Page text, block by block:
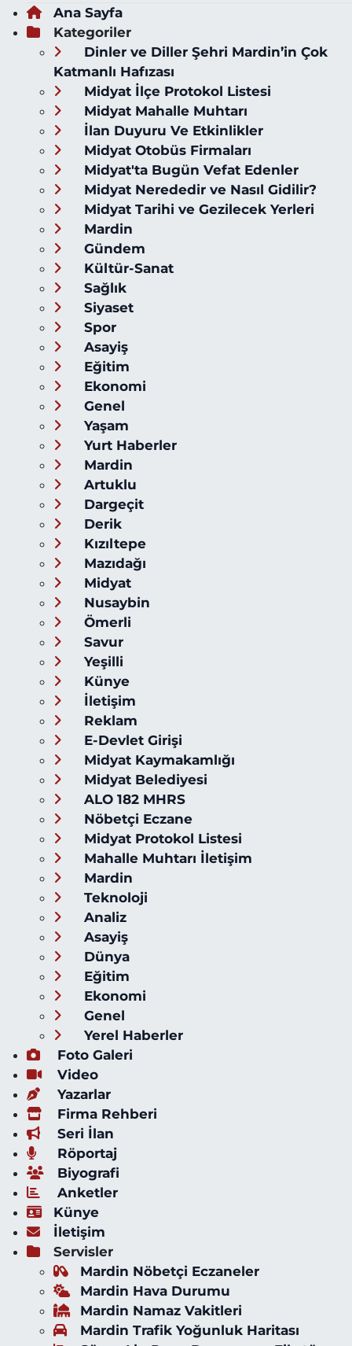
Ana Sayfa
Kategoriler
Dinler ve Diller Şehri Mardin’in Çok
Katmanlı Hafızası
Midyat İlçe Protokol Listesi
Midyat Mahalle Muhtarı
İlan Duyuru Ve Etkinlikler
Midyat Otobüs Firmaları
Midyat'ta Bugün Vefat Edenler
Midyat Nerededir ve Nasıl Gidilir?
Midyat Tarihi ve Gezilecek Yerleri
Mardin
Gündem
Kültür-Sanat
Sağlık
Siyaset
Spor
Asayiş
Eğitim
Ekonomi
Genel
Yaşam
Yurt Haberler
Mardin
Artuklu
Dargeçit
Derik
Kızıltepe
Mazıdağı
Midyat
Nusaybin
Ömerli
Savur
Yeşilli
Künye
İletişim
Reklam
E-Devlet Girişi
Midyat Kaymakamlığı
Midyat Belediyesi
ALO 182 MHRS
Nöbetçi Eczane
Midyat Protokol Listesi
Mahalle Muhtarı İletişim
Mardin
Teknoloji
Analiz
Asayiş
Dünya
Eğitim
Ekonomi
Genel
Yerel Haberler
Foto Galeri
Video
Yazarlar
Firma Rehberi
Seri İlan
Röportaj
Biyografi
Anketler
Künye
İletişim
Servisler
Mardin Nöbetçi Eczaneler
Mardin Hava Durumu
Mardin Namaz Vakitleri
Mardin Trafik Yoğunluk Haritası